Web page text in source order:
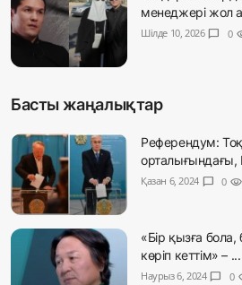
менеджері жол
Шілде 10, 2026 chat_bubble 0
Басты жаңалықтар
Референдум:
орталығындағы,
Қазан 6, 2024 chat_bubble 0 visibility
«Бір қызға
көріп кеттім» – ...
Наурыз 6, 2024 chat_bubble 0